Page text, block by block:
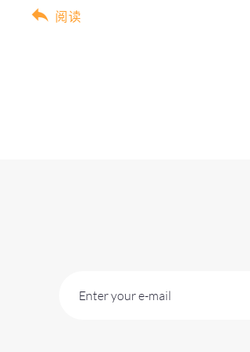
阅读
Enter your e-mail